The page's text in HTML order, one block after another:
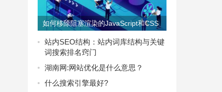
如何移除阻塞渲染的JavaScript和CSS
站内SEO结构：站内词库结构与关键
词搜索排名窍门
湖南网:网站优化是什么意思？
什么搜索引擎最好?